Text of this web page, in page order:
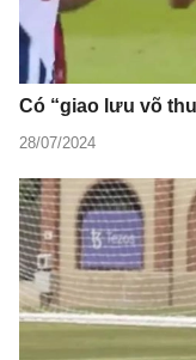
Có “giao lưu võ
28/07/2024